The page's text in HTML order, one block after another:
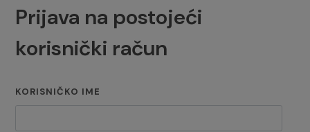
Prijava na postojeći
korisnički račun
KORISNIČKO IME